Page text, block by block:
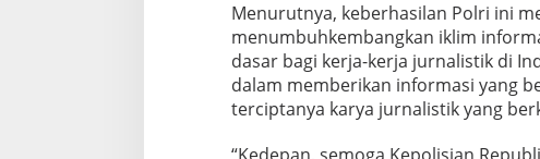
a
t
i
f
Menurutnya, keberhasilan Polri ini
menumbuhkembangkan iklim
dasar bagi kerja-kerja jurnalistik di
dalam memberikan informasi yang
terciptanya karya jurnalistik yang